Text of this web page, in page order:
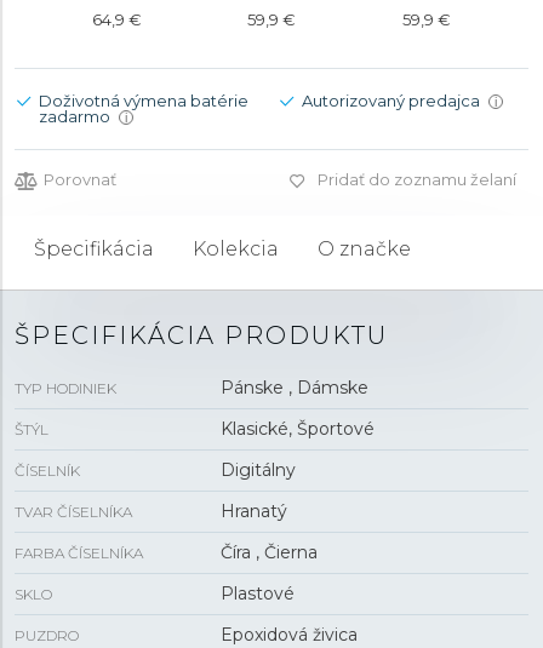
64,9 € 59,9 € 59,9 €
Doživotná výmena batérie
zadarmo
i
Autorizovaný predajca i
Porovnať Pridať do zoznamu želaní
Špecifikácia Kolekcia O značke
ŠPECIFIKÁCIA PRODUKTU
TYP HODINIEK Pánske , Dámske
ŠTÝL Klasické, Športové
ČÍSELNÍK Digitálny
TVAR ČÍSELNÍKA Hranatý
FARBA ČÍSELNÍKA Číra , Čierna
SKLO Plastové
PUZDRO Epoxidová živica